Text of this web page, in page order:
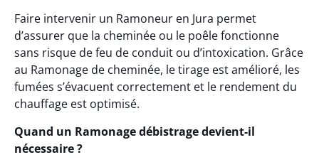
Faire intervenir un Ramoneur en Jura permet
d’assurer que la cheminée ou le poêle fonctionne
sans risque de feu de conduit ou d’intoxication. Grâce
au Ramonage de cheminée, le tirage est amélioré, les
fumées s’évacuent correctement et le rendement du
chauffage est optimisé.
Quand un Ramonage débistrage devient-il
nécessaire ?